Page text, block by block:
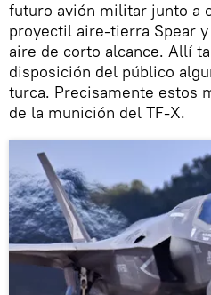
futuro avión militar junto a
proyectil aire-tierra Spear
aire de corto alcance. Allí
disposición del público
turca. Precisamente estos
de la munición del TF-X.